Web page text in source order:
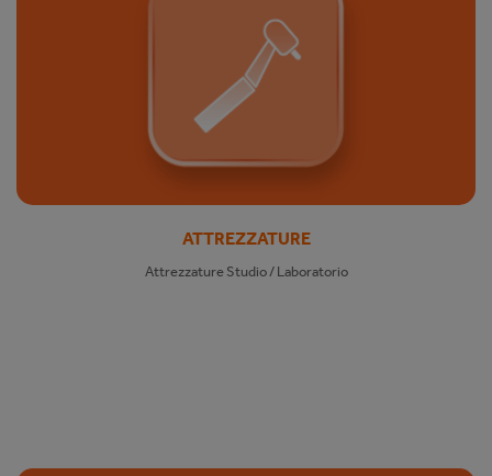
ATTREZZATURE
Attrezzature Studio / Laboratorio